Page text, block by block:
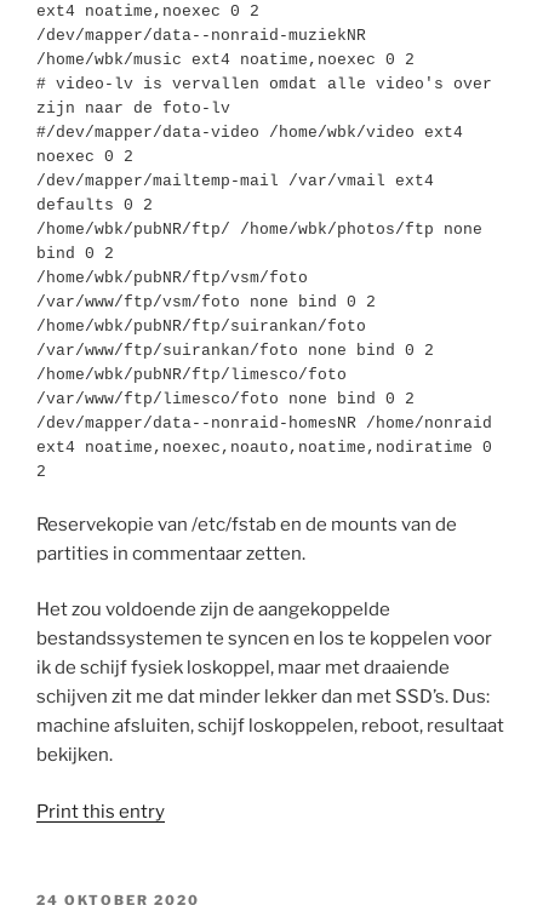
ext4 noatime,noexec 0 2
/dev/mapper/data--nonraid-muziekNR
/home/wbk/music ext4 noatime,noexec 0 2
# video-lv is vervallen omdat alle video's over
zijn naar de foto-lv
#/dev/mapper/data-video /home/wbk/video ext4
noexec 0 2
/dev/mapper/mailtemp-mail /var/vmail ext4
defaults 0 2
/home/wbk/pubNR/ftp/ /home/wbk/photos/ftp none
bind 0 2
/home/wbk/pubNR/ftp/vsm/foto
/var/www/ftp/vsm/foto none bind 0 2
/home/wbk/pubNR/ftp/suirankan/foto
/var/www/ftp/suirankan/foto none bind 0 2
/home/wbk/pubNR/ftp/limesco/foto
/var/www/ftp/limesco/foto none bind 0 2
/dev/mapper/data--nonraid-homesNR /home/nonraid
ext4 noatime,noexec,noauto,noatime,nodiratime 0
2
Reservekopie van /etc/fstab en de mounts van de
partities in commentaar zetten.
Het zou voldoende zijn de aangekoppelde
bestandssystemen te syncen en los te koppelen voor
ik de schijf fysiek loskoppel, maar met draaiende
schijven zit me dat minder lekker dan met SSD’s. Dus:
machine afsluiten, schijf loskoppelen, reboot, resultaat
bekijken.
Print this entry
GEPLAATST
24 OKTOBER 2020